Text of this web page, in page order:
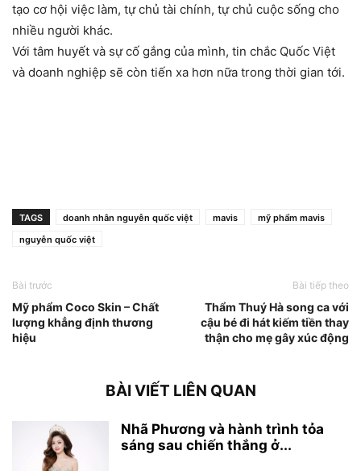
tạo cơ hội việc làm, tự chủ tài chính, tự chủ cuộc sống cho
nhiều người khác.
Với tâm huyết và sự cố gắng của mình, tin chắc Quốc Việt
và doanh nghiệp sẽ còn tiến xa hơn nữa trong thời gian tới.
TAGS doanh nhân nguyễn quốc việt mavis
mỹ phẩm mavis
nguyễn quốc việt
Bài trước
Mỹ phẩm Coco Skin – Chất
lượng khẳng định thương
hiệu
Bài tiếp theo
Thẩm Thuý Hà song ca với
cậu bé đi hát kiếm tiền thay
thận cho mẹ gây xúc động
BÀI VIẾT LIÊN QUAN
Nhã Phương và hành trình tỏa
sáng sau chiến thắng ở...